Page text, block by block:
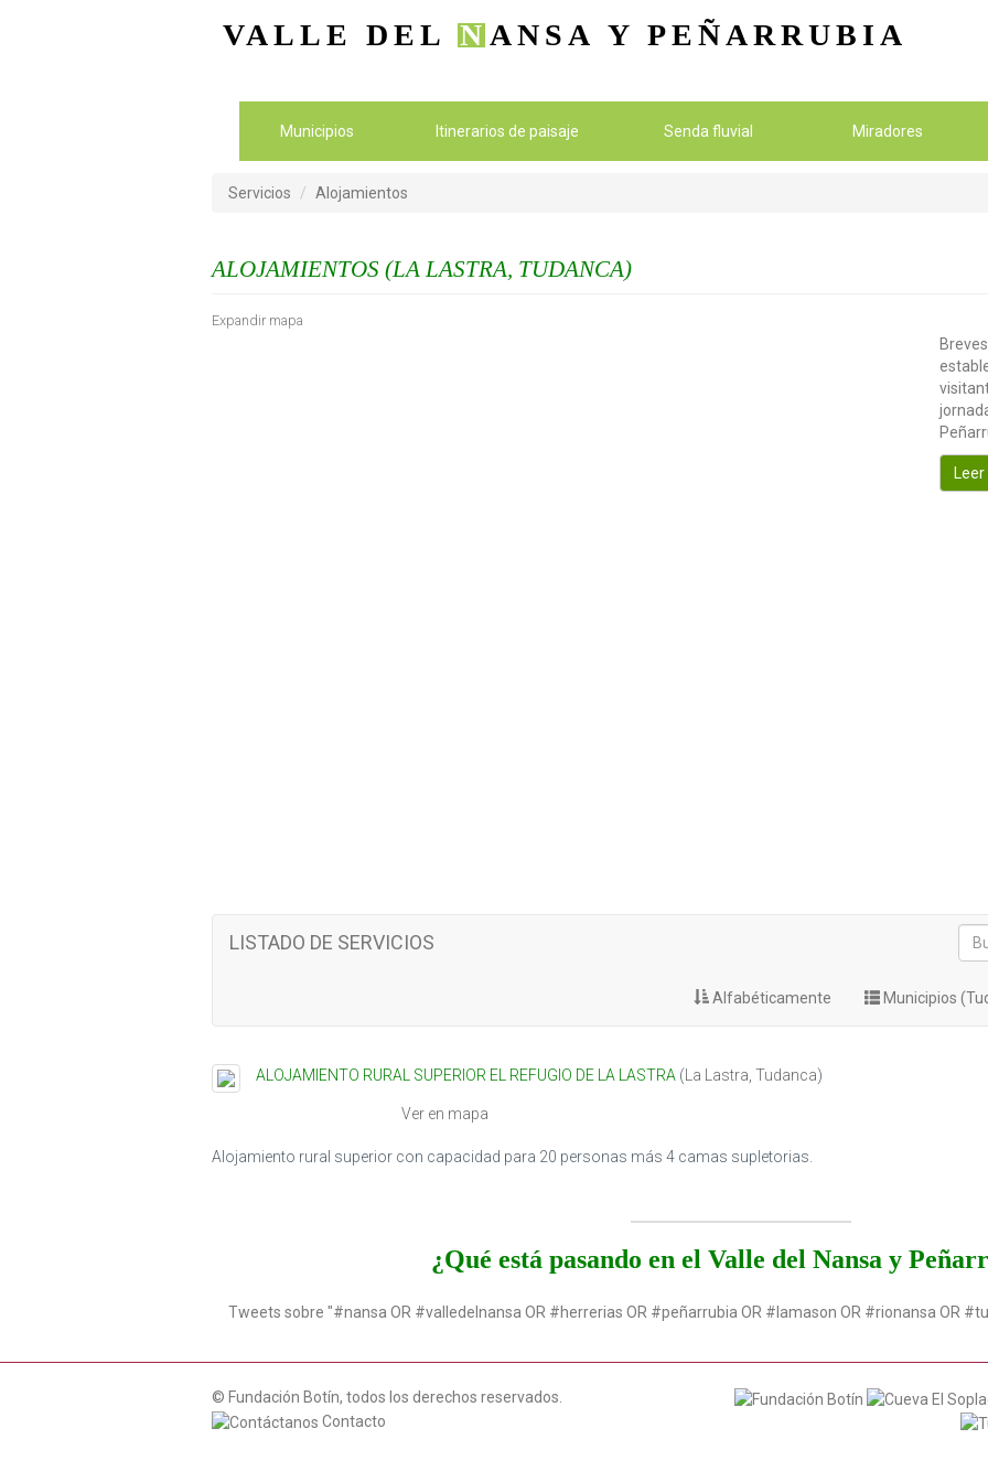
VALLE DEL NANSA Y PEÑARRUBIA
Municipios Itinerarios de paisaje Senda fluvial Miradores
Servicios Alojamientos
ALOJAMIENTOS (LA LASTRA, TUDANCA)
Expandir mapa
LISTADO DE SERVICIOS
Alfabéticamente Municipios
ALOJAMIENTO RURAL SUPERIOR EL REFUGIO DE LA LASTRA ( La Lastra Tudanca)
Ver en mapa
Alojamiento rural superior con capacidad para 20 personas más 4 camas supletorias.
¿Qué está pasando en el Valle del Nansa y
Tweets sobre "#nansa OR #valledelnansa OR #herrerias OR #peñarrubia OR #lamason OR #rionansa OR
© Fundación Botín, todos los derechos reservados.
Contacto